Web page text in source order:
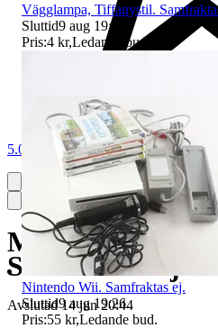
5.0
Muggar, iittala,
Samfraktas ej
Avslutad 14 jun 20:44
Vägglampa, Tiffanystil.
Sluttid9 aug 19:50
Pris:4 kr,Ledande bud
Nintendo Wii. Samfraktas ej.
Sluttid9 aug 19:26.
Pris:55 kr,Ledande bud.